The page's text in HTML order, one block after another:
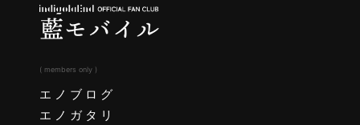
( members only )
エノブログ
エノガタリ